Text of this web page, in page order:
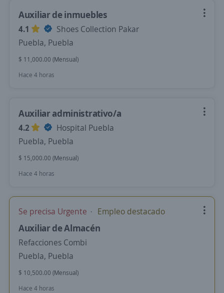
Auxiliar de inmuebles
4.1
Shoes Collection Pakar
Puebla, Puebla
$ 11,000.00 (Mensual)
Hace 4 horas
Auxiliar administrativo/a
4.2
Hospital Puebla
Puebla, Puebla
$ 15,000.00 (Mensual)
Hace 4 horas
Se precisa Urgente Empleo destacado
Auxiliar de Almacén
Refacciones Combi
Puebla, Puebla
$ 10,500.00 (Mensual)
Hace 4 horas